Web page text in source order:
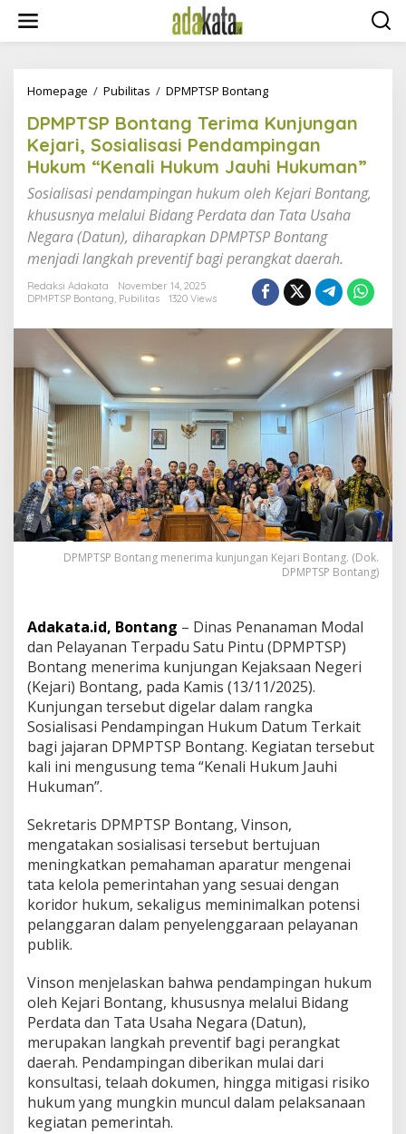
i
Homepage / Pubilitas / DPMPTSP Bontang
M
P
T
S
P
o
n
t
a
n
g
m
a
K
u
j
u
n
g
a
K
r
i
,
S
o
s
i
a
l
i
s
i
P
e
n
d
a
n
g
a
n
H
u
k
u
DPMPTSP Bontang Terima Kunjungan
Kejari, Sosialisasi Pendampingan
Hukum “Kenali Hukum Jauhi Hukuman”
Sosialisasi pendampingan hukum oleh Kejari Bontang,
khususnya melalui Bidang Perdata dan Tata Usaha
Negara (Datun), diharapkan DPMPTSP Bontang
menjadi langkah preventif bagi perangkat daerah.
Redaksi Adakata
November 14, 2025
DPMPTSP Bontang, Pubilitas 1320 Views
DPMPTSP Bontang menerima kunjungan Kejari Bontang. (Dok.
DPMPTSP Bontang)
Adakata.id, Bontang – Dinas Penanaman Modal
dan Pelayanan Terpadu Satu Pintu (DPMPTSP)
Bontang menerima kunjungan Kejaksaan Negeri
(Kejari) Bontang, pada Kamis (13/11/2025).
Kunjungan tersebut digelar dalam rangka
Sosialisasi Pendampingan Hukum Datum Terkait
bagi jajaran DPMPTSP Bontang. Kegiatan tersebut
kali ini mengusung tema “Kenali Hukum Jauhi
Hukuman”.
Sekretaris DPMPTSP Bontang, Vinson,
mengatakan sosialisasi tersebut bertujuan
meningkatkan pemahaman aparatur mengenai
tata kelola pemerintahan yang sesuai dengan
koridor hukum, sekaligus meminimalkan potensi
pelanggaran dalam penyelenggaraan pelayanan
publik.
Vinson menjelaskan bahwa pendampingan hukum
oleh Kejari Bontang, khususnya melalui Bidang
Perdata dan Tata Usaha Negara (Datun),
merupakan langkah preventif bagi perangkat
daerah. Pendampingan diberikan mulai dari
konsultasi, telaah dokumen, hingga mitigasi risiko
hukum yang mungkin muncul dalam pelaksanaan
kegiatan pemerintah.